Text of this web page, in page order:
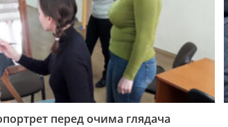
перед очима глядача